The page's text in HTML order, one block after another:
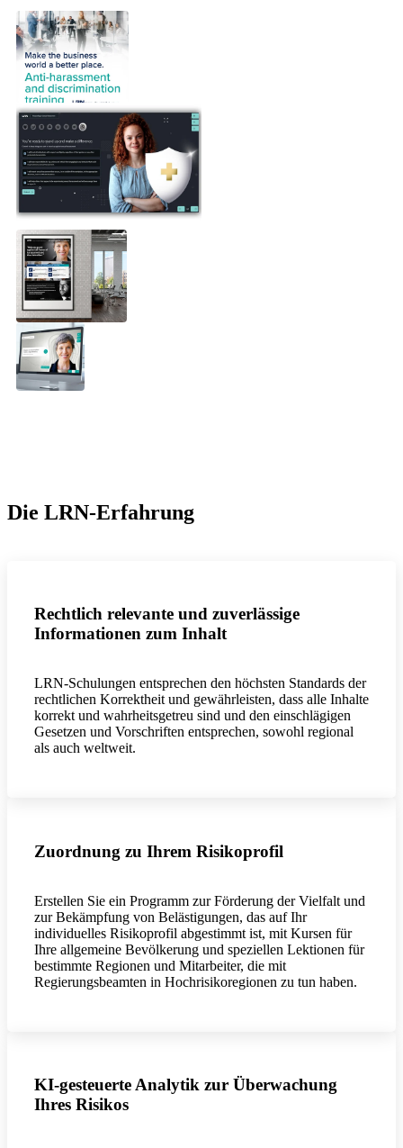
Die LRN-Erfahrung
Rechtlich relevante und zuverlässige
Informationen zum Inhalt
LRN-Schulungen entsprechen den höchsten Standards der
rechtlichen Korrektheit und gewährleisten, dass alle Inhalte
korrekt und wahrheitsgetreu sind und den einschlägigen
Gesetzen und Vorschriften entsprechen, sowohl regional
als auch weltweit.
Zuordnung zu Ihrem Risikoprofil
Erstellen Sie ein Programm zur Förderung der Vielfalt und
zur Bekämpfung von Belästigungen, das auf Ihr
individuelles Risikoprofil abgestimmt ist, mit Kursen für
Ihre allgemeine Bevölkerung und speziellen Lektionen für
bestimmte Regionen und Mitarbeiter, die mit
Regierungsbeamten in Hochrisikoregionen zu tun haben.
KI-gesteuerte Analytik zur Überwachung
Ihres Risikos